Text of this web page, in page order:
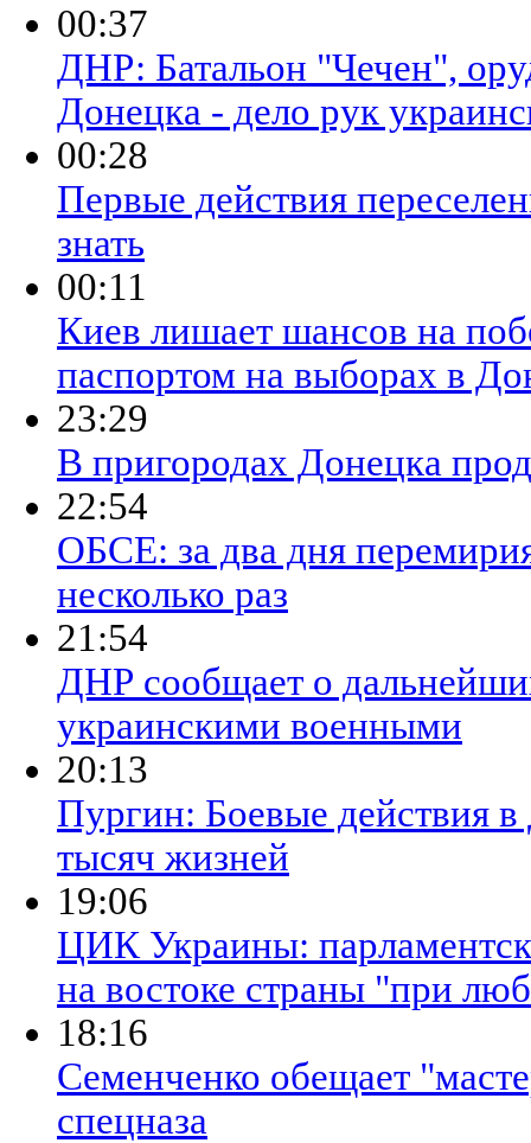
00:37
ДНР: Батальон "Чечен",
Донецка - дело рук
00:28
Первые действия
знать
00:11
Киев лишает шансов на
паспортом на выборах в
23:29
В пригородах Донецка
22:54
ОБСЕ: за два дня
несколько раз
21:54
ДНР сообщает о
украинскими военными
20:13
Пургин: Боевые действия
тысяч жизней
19:06
ЦИК Украины:
на востоке страны "при
18:16
Семенченко обещает
спецназа